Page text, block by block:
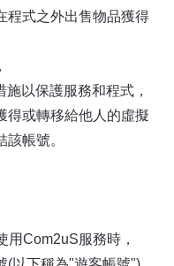
程式之外出售物品獲得
以保護服務和程式，
得或轉移給他人的虛擬
帳號。
Com2uS服務時，